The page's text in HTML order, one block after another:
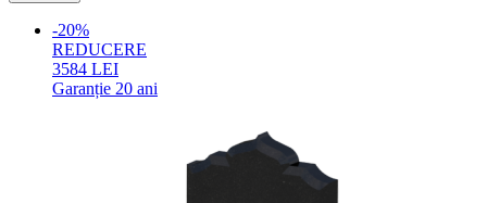
-20%
REDUCERE
3584 LEI
Garanție 20 ani